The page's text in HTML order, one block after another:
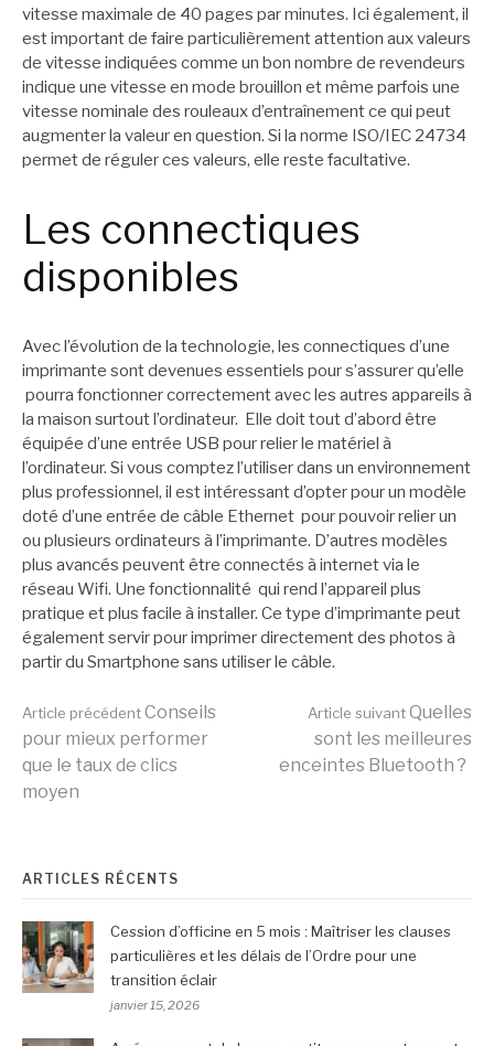
vitesse maximale de 40 pages par minutes. Ici également, il
est important de faire particulièrement attention aux valeurs
de vitesse indiquées comme un bon nombre de revendeurs
indique une vitesse en mode brouillon et même parfois une
vitesse nominale des rouleaux d’entraînement ce qui peut
augmenter la valeur en question. Si la norme ISO/IEC 24734
permet de réguler ces valeurs, elle reste facultative.
Les connectiques
disponibles
Avec l’évolution de la technologie, les connectiques d’une
imprimante sont devenues essentiels pour s’assurer qu’elle
pourra fonctionner correctement avec les autres appareils à
la maison surtout l’ordinateur. Elle doit tout d’abord être
équipée d’une entrée USB pour relier le matériel à
l’ordinateur. Si vous comptez l’utiliser dans un environnement
plus professionnel, il est intéressant d’opter pour un modèle
doté d’une entrée de câble Ethernet pour pouvoir relier un
ou plusieurs ordinateurs à l’imprimante. D’autres modèles
plus avancés peuvent être connectés à internet via le
réseau Wifi. Une fonctionnalité qui rend l’appareil plus
pratique et plus facile à installer. Ce type d’imprimante peut
également servir pour imprimer directement des photos à
partir du Smartphone sans utiliser le câble.
Lire
la
suite
Article précédentConseils
pour mieux performer
que le taux de clics
moyen
Article suivantQuelles
sont les meilleures
enceintes Bluetooth ?
ARTICLES RÉCENTS
Cession d’officine en 5 mois : Maîtriser les clauses
particulières et les délais de l’Ordre pour une
transition éclair
janvier 15, 2026